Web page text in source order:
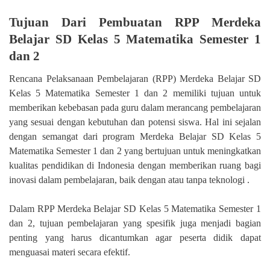
Tujuan Dari Pembuatan RPP Merdeka
Belajar SD Kelas 5 Matematika Semester 1
dan 2
Rencana Pelaksanaan Pembelajaran (RPP) Merdeka Belajar SD
Kelas 5 Matematika Semester 1 dan 2 memiliki tujuan untuk
memberikan kebebasan pada guru dalam merancang pembelajaran
yang sesuai dengan kebutuhan dan potensi siswa. Hal ini sejalan
dengan semangat dari program Merdeka Belajar SD Kelas 5
Matematika Semester 1 dan 2 yang bertujuan untuk meningkatkan
kualitas pendidikan di Indonesia dengan memberikan ruang bagi
inovasi dalam pembelajaran, baik dengan atau tanpa teknologi .
Dalam RPP Merdeka Belajar SD Kelas 5 Matematika Semester 1
dan 2, tujuan pembelajaran yang spesifik juga menjadi bagian
penting yang harus dicantumkan agar peserta didik dapat
menguasai materi secara efektif.